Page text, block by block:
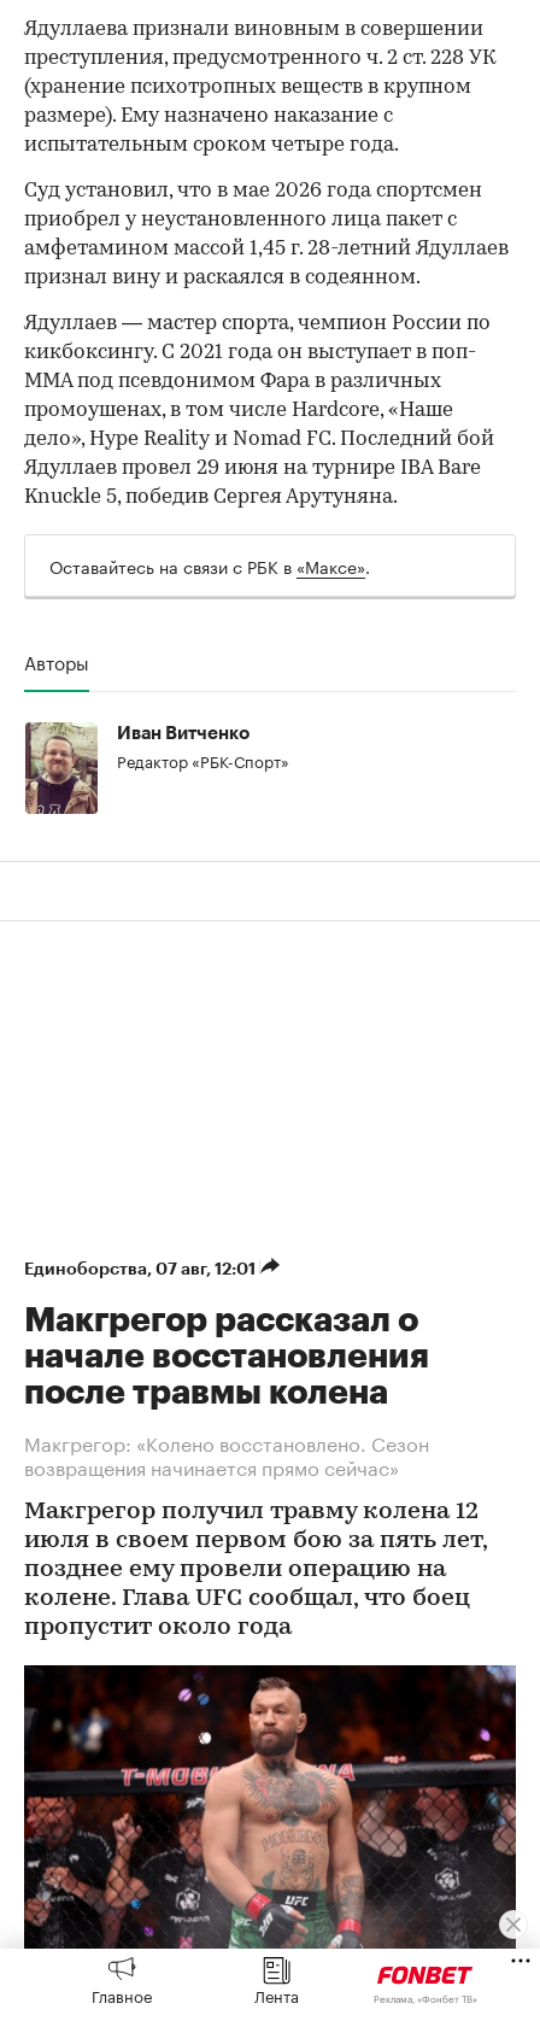
Ядуллаева признали виновным в совершении
преступления, предусмотренного ч. 2 ст. 228 УК
(хранение психотропных веществ в крупном
размере). Ему назначено наказание с
испытательным сроком четыре года.
Суд установил, что в мае 2026 года спортсмен
приобрел у неустановленного лица пакет с
амфетамином массой 1,45 г. 28-летний Ядуллаев
признал вину и раскаялся в содеянном.
Ядуллаев — мастер спорта, чемпион России по
кикбоксингу. С 2021 года он выступает в поп-
ММА под псевдонимом Фара в различных
промоушенах, в том числе Hardcore, «Наше
дело», Hype Reality и Nomad FC. Последний бой
Ядуллаев провел 29 июня на турнире IBA Bare
Knuckle 5, победив Сергея Арутуняна.
Оставайтесь на связи с РБК в «Максе».
Авторы
Иван Витченко
Редактор «РБК-Спорт»
Единоборства⁠, 07 авг, 12:01
Макгрегор рассказал о
начале восстановления
после травмы колена
Макгрегор: «Колено восстановлено. Сезон
возвращения начинается прямо сейчас»
Макгрегор получил травму колена 12
июля в своем первом бою за пять лет,
позднее ему провели операцию на
колене. Глава UFC сообщал, что боец
пропустит около года
Конор Макгрегор (Фото: Ian Maule / Getty Images)
Главное Лента Реклама, «Фонбет ТВ»